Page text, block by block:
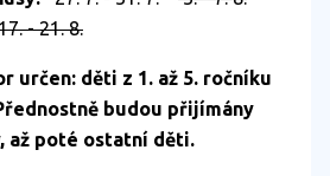
- 21. 8.
určen: děti z 1. až 5. ročníku
budou přijímány
až poté ostatní děti.